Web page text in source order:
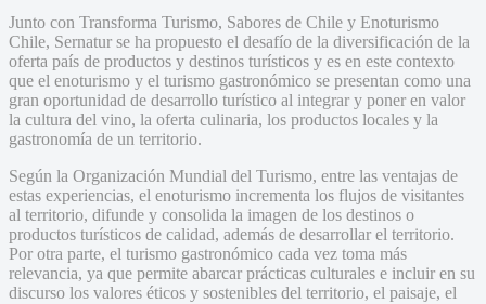
Junto con Transforma Turismo, Sabores de Chile y Enoturismo
Chile, Sernatur se ha propuesto el desafío de la diversificación de la
oferta país de productos y destinos turísticos y es en este contexto
que el enoturismo y el turismo gastronómico se presentan como una
gran oportunidad de desarrollo turístico al integrar y poner en valor
la cultura del vino, la oferta culinaria, los productos locales y la
gastronomía de un territorio.
Según la Organización Mundial del Turismo, entre las ventajas de
estas experiencias, el enoturismo incrementa los flujos de visitantes
al territorio, difunde y consolida la imagen de los destinos o
productos turísticos de calidad, además de desarrollar el territorio.
Por otra parte, el turismo gastronómico cada vez toma más
relevancia, ya que permite abarcar prácticas culturales e incluir en su
discurso los valores éticos y sostenibles del territorio, el paisaje, el